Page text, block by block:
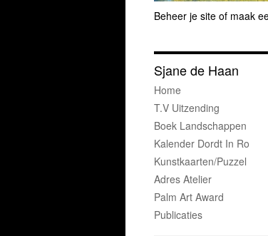
Beheer je site of maak
Sjane de Haan
Home
T.v Uitzending
Boek Landschappen
Kalender Dordt In Ro
Kunstkaarten/puzzel
Adres Atelier
Palm Art Award
Publicaties